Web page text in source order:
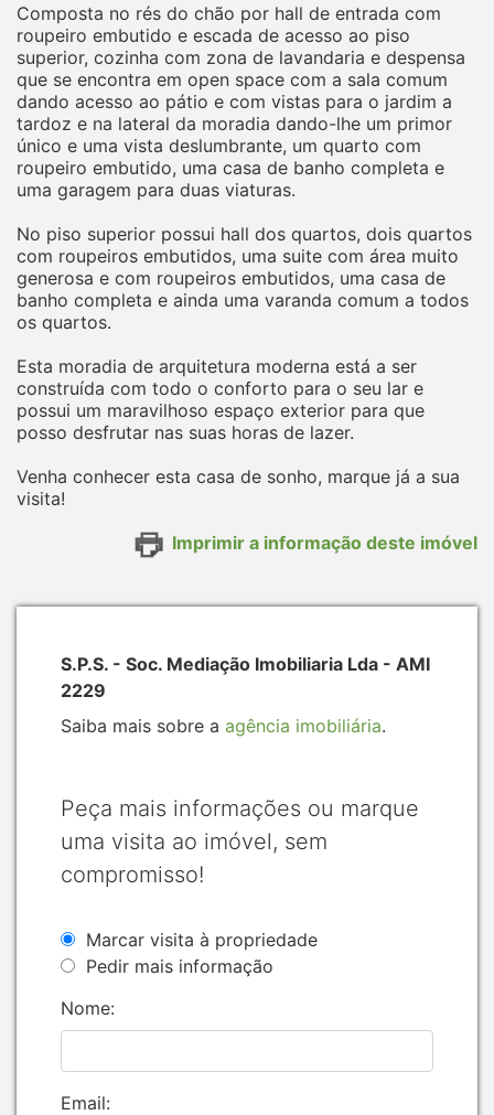
Composta no rés do chão por hall de entrada com
roupeiro embutido e escada de acesso ao piso
superior, cozinha com zona de lavandaria e despensa
que se encontra em open space com a sala comum
dando acesso ao pátio e com vistas para o jardim a
tardoz e na lateral da moradia dando-lhe um primor
único e uma vista deslumbrante, um quarto com
roupeiro embutido, uma casa de banho completa e
uma garagem para duas viaturas.
No piso superior possui hall dos quartos, dois quartos
com roupeiros embutidos, uma suite com área muito
generosa e com roupeiros embutidos, uma casa de
banho completa e ainda uma varanda comum a todos
os quartos.
Esta moradia de arquitetura moderna está a ser
construída com todo o conforto para o seu lar e
possui um maravilhoso espaço exterior para que
posso desfrutar nas suas horas de lazer.
Venha conhecer esta casa de sonho, marque já a sua
visita!
Imprimir a informação deste imóvel
S.P.S. - Soc. Mediação Imobiliaria Lda - AMI
2229
Saiba mais sobre a agência imobiliária.
Peça mais informações ou marque
uma visita ao imóvel, sem
compromisso!
Marcar visita à propriedade
Pedir mais informação
Nome:
Email: